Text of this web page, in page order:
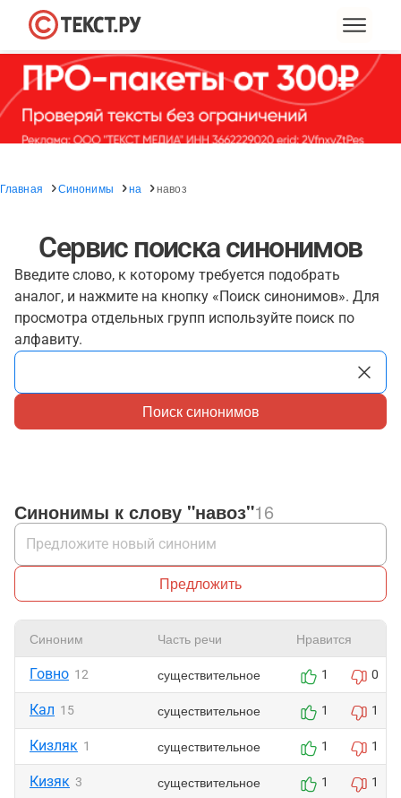
Главная Синонимы на навоз
Сервис поиска синонимов
Введите слово, к которому требуется подобрать
аналог, и нажмите на кнопку «Поиск синонимов». Для
просмотра отдельных групп используйте поиск по
алфавиту.
Поиск синонимов
Синонимы к слову "навоз"16
Предложить
Синоним Часть речи Нравится
Говно 12 существительное 1 0
Кал 15 существительное 1 1
Кизляк 1 существительное 1 1
Кизяк 3 существительное 1 1